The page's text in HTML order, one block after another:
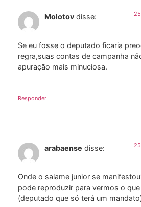
Molotov disse:
Se eu fosse o deputado ficaria
regra,suas contas de campanha
apuração mais minuciosa.
Responder
arabaense disse:
Onde o salame junior se
pode reproduzir para vermos o
(deputado que só terá um